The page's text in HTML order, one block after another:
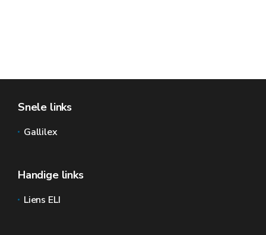
Snele links
Gallilex
Handige links
Liens ELI